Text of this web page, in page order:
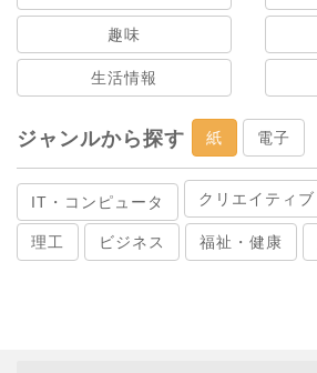
趣味
生活情報
ジャンルから探す 紙 電子
IT・コンピュータ クリエイティブ
理工 ビジネス 福祉・健康